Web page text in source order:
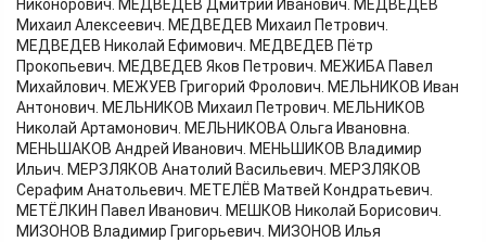
Никонорович. МЕДВЕДЕВ Дмитрий Иванович. МЕДВЕДЕВ
Михаил Алексеевич. МЕДВЕДЕВ Михаил Петрович.
МЕДВЕДЕВ Николай Ефимович. МЕДВЕДЕВ Пётр
Прокопьевич. МЕДВЕДЕВ Яков Петрович. МЕЖИБА Павел
Михайлович. МЕЖУЕВ Григорий Фролович. МЕЛЬНИКОВ Иван
Антонович. МЕЛЬНИКОВ Михаил Петрович. МЕЛЬНИКОВ
Николай Артамонович. МЕЛЬНИКОВА Ольга Ивановна.
МЕНЬШАКОВ Андрей Иванович. МЕНЬШИКОВ Владимир
Ильич. МЕРЗЛЯКОВ Анатолий Васильевич. МЕРЗЛЯКОВ
Серафим Анатольевич. МЕТЕЛЁВ Матвей Кондратьевич.
МЕТЁЛКИН Павел Иванович. МЕШКОВ Николай Борисович.
МИЗОНОВ Владимир Григорьевич. МИЗОНОВ Илья